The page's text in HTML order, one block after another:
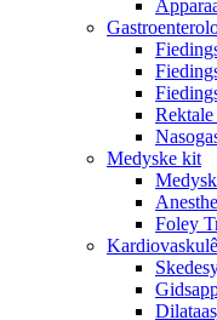
Rektale
Medyske kit
Foley